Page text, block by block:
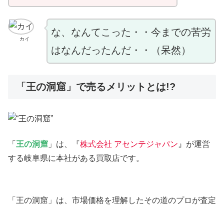
カイ
な、なんてこった・・今までの苦労
はなんだったんだ・・（呆然）
「王の洞窟」で売るメリットとは!?
「 王の洞窟 」は、『株式会社 アセンテジャパン 』が運営
する岐阜県に本社がある買取店です。
「王の洞窟」は、市場価格を理解したその道のプロが査定